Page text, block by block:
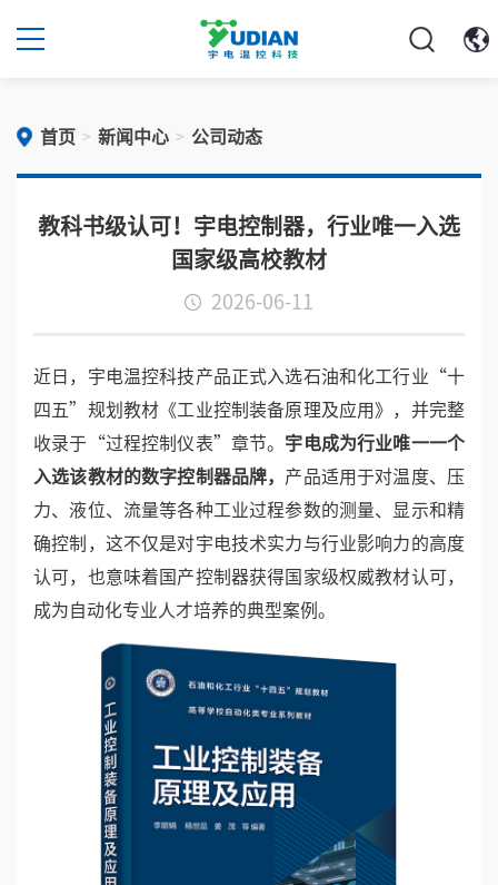
首页 > 新闻中心 > 公司动态
​教科书级认可！宇电控制器，行业唯一入选
国家级高校教材
2026-06-11
近日，宇电温控科技产品正式入选石油和化工行业“十
四五”规划教材《工业控制装备原理及应用》，并完整
收录于“过程控制仪表”章节。 宇电成为行业唯一一个
入选该教材的数字控制器品牌， 产品适用于对温度、压
力、液位、流量等各种工业过程参数的测量、显示和精
确控制，这不仅是对宇电技术实力与行业影响力的高度
认可，也意味着国产控制器获得国家级权威教材认可，
成为自动化专业人才培养的典型案例。